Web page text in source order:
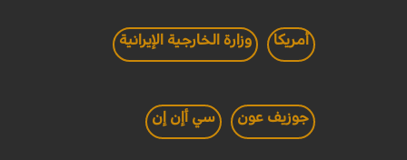
أمريكا وزارة الخارجية الإيرانية
جوزيف عون سي أإن إن